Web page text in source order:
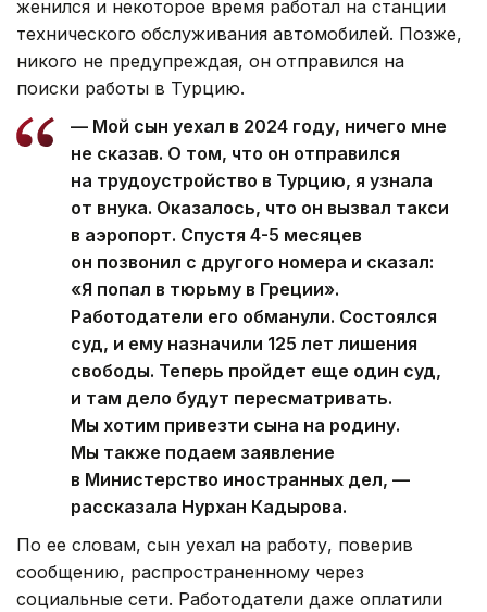
женился и некоторое время работал на станции
технического обслуживания автомобилей. Позже,
никого не предупреждая, он отправился на
поиски работы в Турцию.
— Мой сын уехал в 2024 году, ничего мне
не сказав. О том, что он отправился
на трудоустройство в Турцию, я узнала
от внука. Оказалось, что он вызвал такси
в аэропорт. Спустя 4-5 месяцев
он позвонил с другого номера и сказал:
«Я попал в тюрьму в Греции».
Работодатели его обманули. Состоялся
суд, и ему назначили 125 лет лишения
свободы. Теперь пройдет еще один суд,
и там дело будут пересматривать.
Мы хотим привезти сына на родину.
Мы также подаем заявление
в Министерство иностранных дел, —
рассказала Нурхан Кадырова.
По ее словам, сын уехал на работу, поверив
сообщению, распространенному через
социальные сети. Работодатели даже оплатили